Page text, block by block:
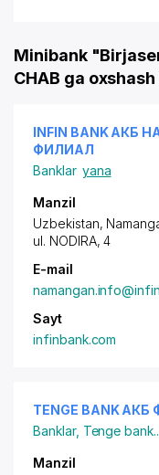
Minibank
CHAB ga
INFIN BANK
ФИЛИАЛ
Banklar yana
Manzil
Uzbekistan,
ul. NODIRA, 4
E-mail
Sayt
infinbank.com
TENGE BANK
Banklar, Tenge bank
Manzil